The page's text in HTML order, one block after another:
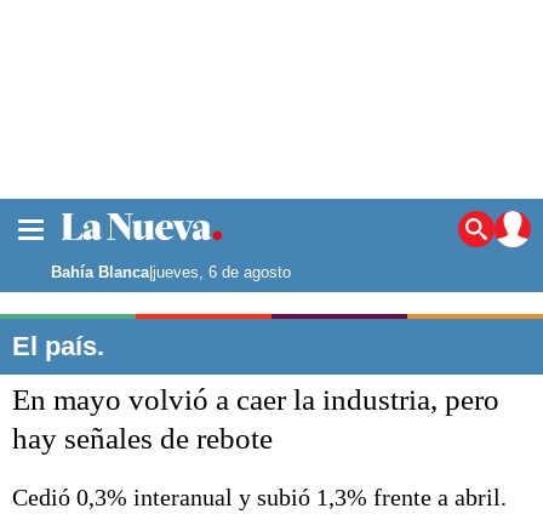
Noticias
La ciudad
Punta Alta
El mundo
Deportes
Escenario Olímpico
Bahía Blanca|jueves, 6 de agosto
El país.
En mayo volvió a caer la industria, pero
hay señales de rebote
Cedió 0,3% interanual y subió 1,3% frente a abril.